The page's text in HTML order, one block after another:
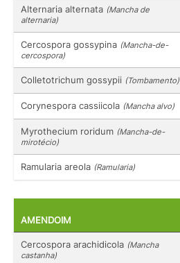
Alternaria alternata (Mancha de
alternaria)
Cercospora gossypina (Mancha-de-
cercospora)
Colletotrichum gossypii (Tombamento)
Corynespora cassiicola (Mancha alvo)
Myrothecium roridum (Mancha-de-
mirotécio)
Ramularia areola (Ramularia)
AMENDOIM
Cercospora arachidicola (Mancha
castanha)